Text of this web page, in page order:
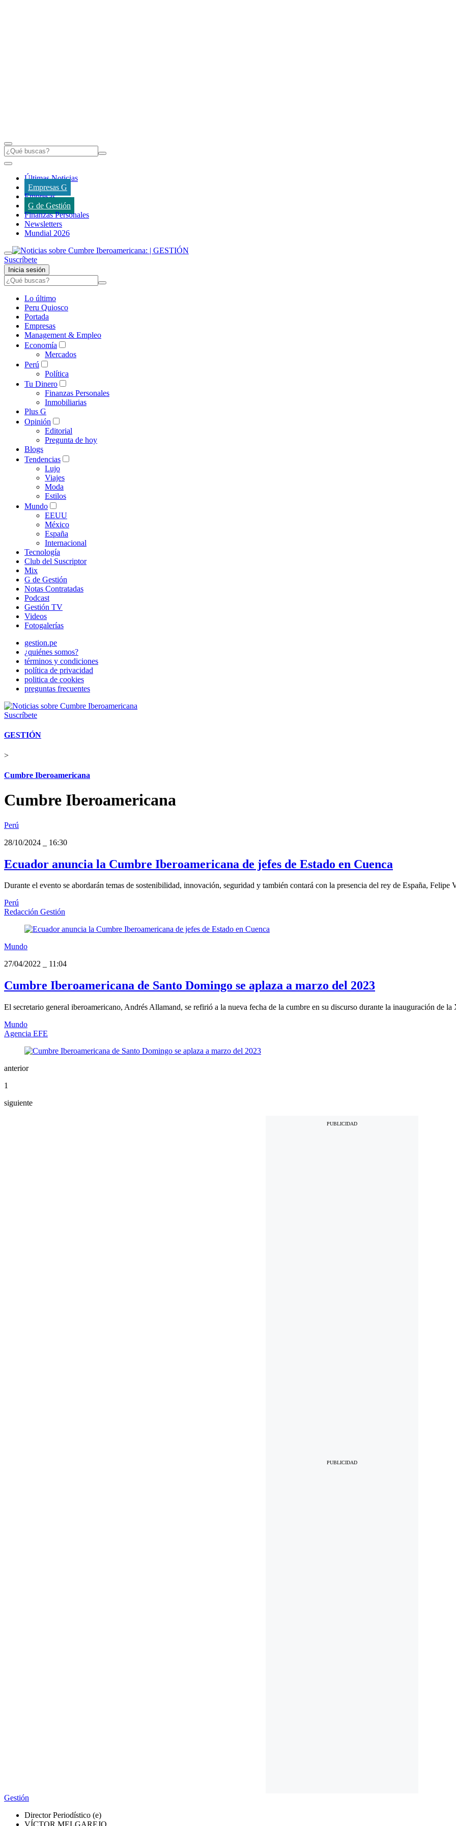
Últimas Noticias
Empresas G
Empresas
G de Gestión
Finanzas Personales
Newsletters
Mundial 2026
Suscríbete
Inicia sesión
Lo último
Peru Quiosco
Portada
Empresas
Management & Empleo
Economía
Mercados
Perú
Política
Tu Dinero
Finanzas Personales
Inmobiliarias
Plus G
Opinión
Editorial
Pregunta de hoy
Blogs
Tendencias
Lujo
Viajes
Moda
Estilos
Mundo
EEUU
México
España
Internacional
Tecnología
Club del Suscriptor
Mix
G de Gestión
Notas Contratadas
Podcast
Gestión TV
Videos
Fotogalerías
gestion.pe
¿quiénes somos?
términos y condiciones
política de privacidad
politica de cookies
preguntas frecuentes
Suscríbete
GESTIÓN
>
Cumbre Iberoamericana
Cumbre Iberoamericana
Perú
28/10/2024
16:30
Ecuador anuncia la Cumbre Iberoamericana de jefes de Estado en Cuenca
Durante el evento se abordarán temas de sostenibilidad, innovación, seguridad y también contará con la presencia del rey de España, Felipe
Perú
Redacción Gestión
Mundo
27/04/2022
11:04
Cumbre Iberoamericana de Santo Domingo se aplaza a marzo del 2023
El secretario general iberoamericano, Andrés Allamand, se refirió a la nueva fecha de la cumbre en su discurso durante la inauguración de la
Mundo
Agencia EFE
anterior
1
siguiente
Gestión
Director Periodístico (e)